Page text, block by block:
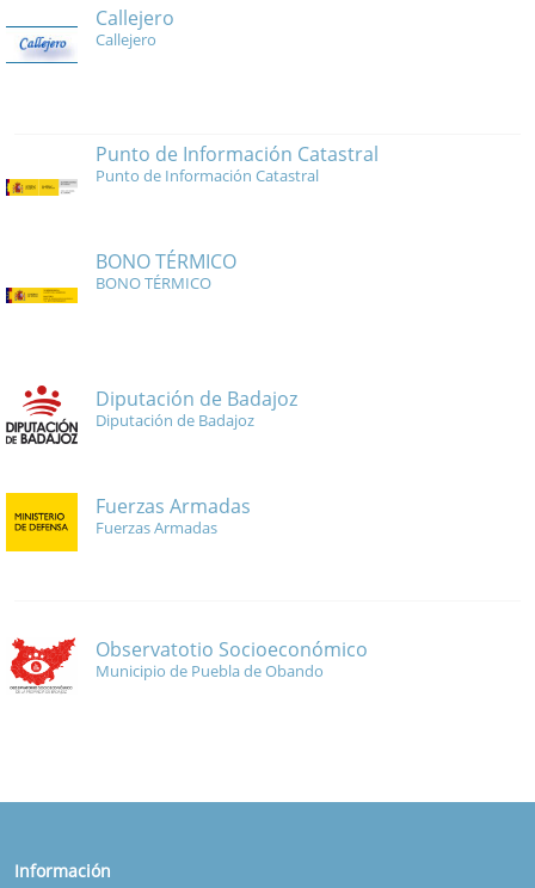
Callejero
Callejero
Punto de Información Catastral
Punto de Información Catastral
BONO TÉRMICO
BONO TÉRMICO
Diputación de Badajoz
Diputación de Badajoz
Fuerzas Armadas
Fuerzas Armadas
Observatotio Socioeconómico
Municipio de Puebla de Obando
Información